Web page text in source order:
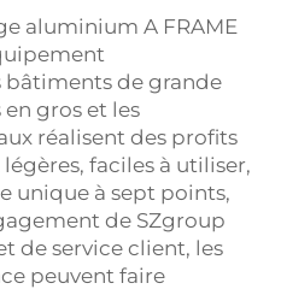
aluminium A FRAME
bâtiments de grande
gros et les
réalisent des profits
faciles à utiliser,
unique à sept points,
de SZgroup
de service client, les
peuvent faire